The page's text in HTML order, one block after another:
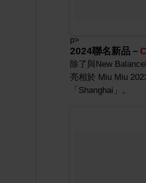
p>
2024聯名新品－
除了與New
亮相於 Miu Miu
「Shanghai」。